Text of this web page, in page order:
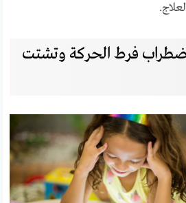
فرط الحركة وتشتت